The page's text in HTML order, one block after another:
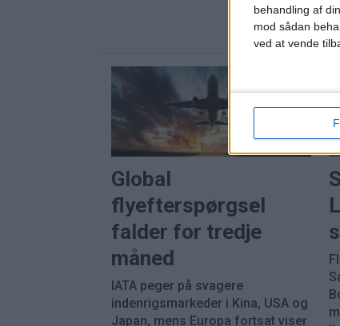
behandling af
mod sådan
ved at vende
Global
flyefterspørgsel
falder for tredje
måned
IATA peger på svagere
indenrigsmarkeder i Kina, USA og
Japan, mens Europa fortsat viser